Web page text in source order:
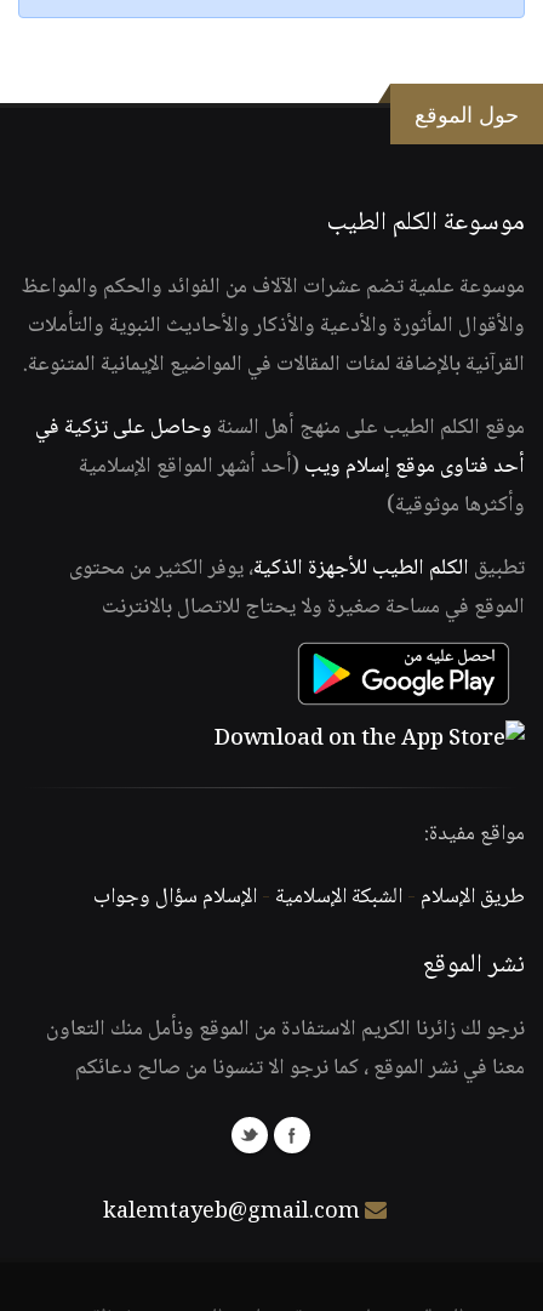
حول الموقع
موسوعة الكلم الطيب
موسوعة علمية تضم عشرات الآلاف من الفوائد والحكم والمواعظ
والأقوال المأثورة والأدعية والأذكار والأحاديث النبوية والتأملات
القرآنية بالإضافة لمئات المقالات في المواضيع الإيمانية المتنوعة.
موقع الكلم الطيب على منهج أهل السنة وحاصل على تزكية في
أحد فتاوى موقع إسلام ويب (أحد أشهر المواقع الإسلامية
وأكثرها موثوقية)
تطبيق الكلم الطيب للأجهزة الذكية، يوفر الكثير من محتوى
الموقع في مساحة صغيرة ولا يحتاج للاتصال بالانترنت
مواقع مفيدة:
طريق الإسلام -الشبكة الإسلامية -الإسلام سؤال وجواب
نشر الموقع
نرجو لك زائرنا الكريم الاستفادة من الموقع ونأمل منك التعاون
معنا في نشر الموقع ، كما نرجو الا تنسونا من صالح دعائكم
kalemtayeb@gmail.com